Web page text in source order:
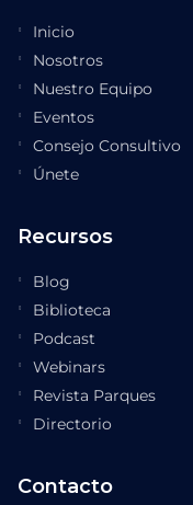
Inicio
Nosotros
Nuestro Equipo
Eventos
Consejo Consultivo
Únete
Recursos
Blog
Biblioteca
Podcast
Webinars
Revista Parques
Directorio
Contacto